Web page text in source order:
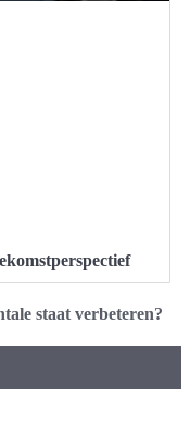
staat verbeteren?